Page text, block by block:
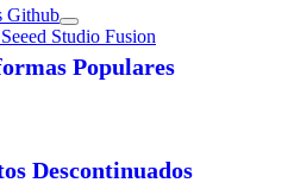
Github
Studio Fusion
Populares
Descontinuados